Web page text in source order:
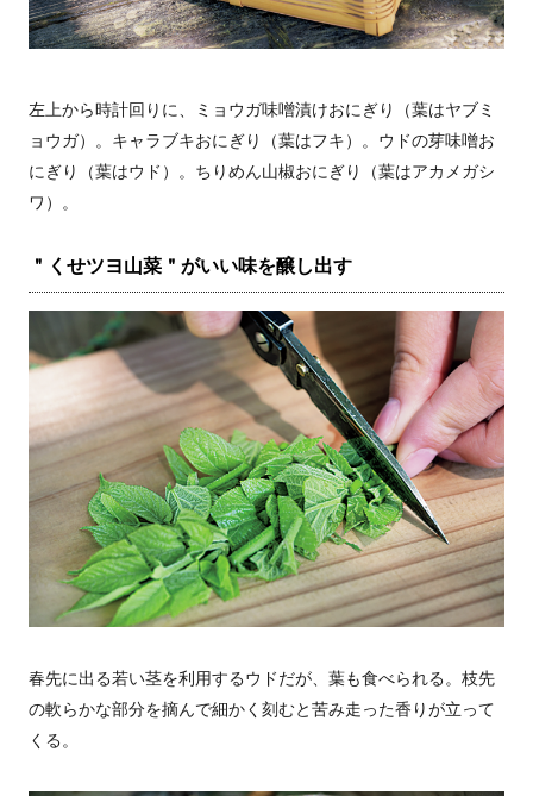
左上から時計回りに、ミョウガ味噌漬けおにぎり（葉はヤブミ
ョウガ）。キャラブキおにぎり（葉はフキ）。ウドの芽味噌お
にぎり（葉はウド）。ちりめん山椒おにぎり（葉はアカメガシ
ワ）。
＂くせツヨ山菜＂がいい味を醸し出す
春先に出る若い茎を利用するウドだが、葉も食べられる。枝先
の軟らかな部分を摘んで細かく刻むと苦み走った香りが立って
くる。